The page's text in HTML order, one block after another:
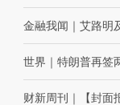
金融我闻 ｜ 艾路明
世界 ｜ 特朗普再签
财新周刊 ｜ 【封